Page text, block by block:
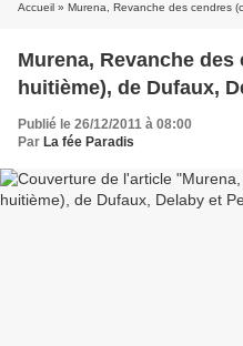
Accueil » Murena, Revanche des cendres
Murena, Revanche
huitième), de Dufaux,
Publié le 26/12/2011 à 08:00
Par La fée Paradis